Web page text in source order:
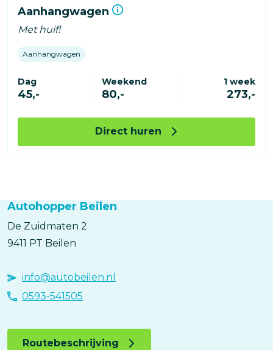
Aanhangwagen
Met huif!
Aanhangwagen
Dag
45,-
Weekend
80,-
1 week
273,-
Direct huren
Autohopper Beilen
De Zuidmaten 2
9411 PT Beilen
info@autobeilen.nl
0593-541505
Routebeschrijving